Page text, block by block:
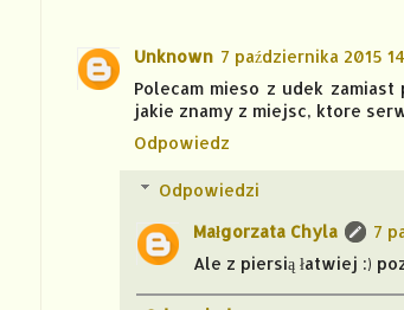
Unknown 7 października 2015
Polecam mieso z udek
jakie znamy z miejsc, ktore
Odpowiedz
Odpowiedzi
Małgorzata Chyla
7
Ale z piersią łatwiej :)